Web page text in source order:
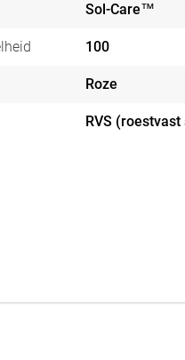
Sol-Care™
100
Roze
RVS